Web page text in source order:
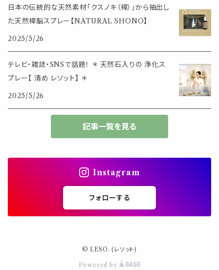
ミニサイズ
大きめサイズ
50個以上の大容量
ダブルクリップ・その他
生活アイテム
その他
日本の伝統的な天然素材「クスノキ（樟）」から抽出し
た天然樟脳スプレー【NATURAL SHONO】
2025/5/26
テレビ・雑誌・SNSで話題！ ＊ 天然石入りの 浄化ス
プレー【 清め レソット】 ＊
2025/5/26
記事一覧を見る
Instagram
フォローする
© LESO. (レソット)
Powered by